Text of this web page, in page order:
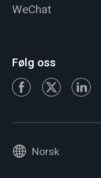
WeChat
Følg oss
Norsk